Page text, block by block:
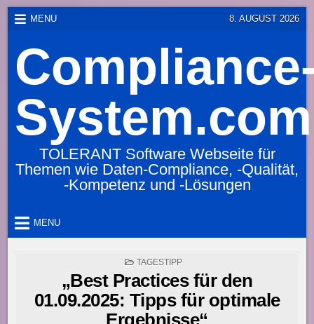
Skip
content
MENU 8. AUGUST 2026
System.com
TOLERANT Software Webseite für
Themen wie Daten-Compliance, -Qualität,
-Kompetenz und -Lösungen
MENU
POSTED
TAGESTIPP
„Best Practices für den
01.09.2025: Tipps für optimale